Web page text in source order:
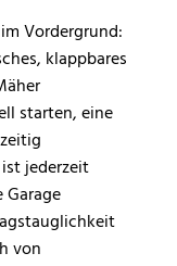
Vordergrund:
klappbares
starten, eine
jederzeit
von